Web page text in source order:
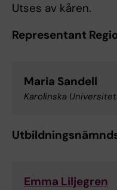
Utses av kåren.
Representant
Maria Sandell
Karolinska
Emma Liljegren